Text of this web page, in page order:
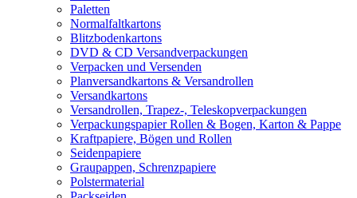
Paletten
Normalfaltkartons
Blitzbodenkartons
DVD & CD Versandverpackungen
Verpacken und Versenden
Planversandkartons & Versandrollen
Versandkartons
Versandrollen, Trapez-, Teleskopverpackungen
Verpackungspapier Rollen & Bogen, Karton & Pappe
Kraftpapiere, Bögen und Rollen
Seidenpapiere
Graupappen, Schrenzpapiere
Polstermaterial